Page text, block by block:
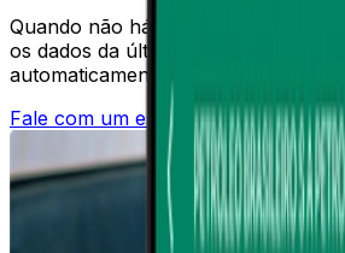
Quando não há conexão, o
os dados da última sincronização, e
automaticamente ao reconectar.
Fale com um especialista